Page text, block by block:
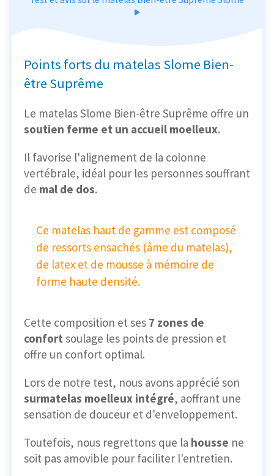
Points forts du matelas Slome Bien-
être Suprême
Le matelas Slome Bien-être Suprême offre un
soutien ferme et un accueil moelleux.
Il favorise l'alignement de la colonne
vertébrale, idéal pour les personnes souffrant
de mal de dos.
Ce matelas haut de gamme est composé
de ressorts ensachés (âme du matelas),
de latex et de mousse à mémoire de
forme haute densité.
Cette composition et ses 7 zones de
confort soulage les points de pression et
offre un confort optimal.
Lors de notre test, nous avons apprécié son
surmatelas moelleux intégré, aoffrant une
sensation de douceur et d'enveloppement.
Toutefois, nous regrettons que la housse ne
soit pas amovible pour faciliter l'entretien.